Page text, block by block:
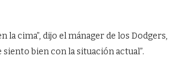
la cima”, dijo el mánager de los Dodgers,
siento bien con la situación actual”.